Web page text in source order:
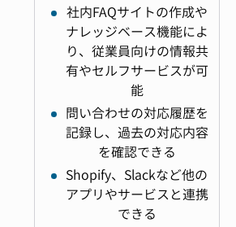
社内FAQサイトの作成や
ナレッジベース機能によ
り、従業員向けの情報共
有やセルフサービスが可
能
問い合わせの対応履歴を
記録し、過去の対応内容
を確認できる
Shopify、Slackなど他の
アプリやサービスと連携
できる